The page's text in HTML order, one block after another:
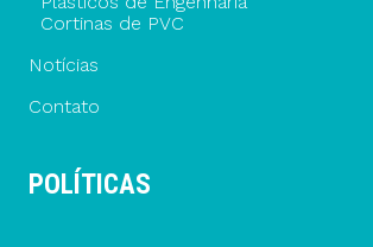
Cortinas de PVC
Notícias
Contato
POLÍTICAS